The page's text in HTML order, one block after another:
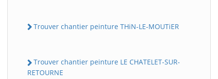
Trouver chantier peinture THiN-LE-MOUTiER
Trouver chantier peinture LE CHATELET-SUR-
RETOURNE